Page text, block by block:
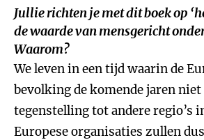
Jullie richten je met dit boek op
de waarde van mensgericht
Waarom?
We leven in een tijd waarin de
bevolking de komende jaren
tegenstelling tot andere regio’s
Europese organisaties zullen